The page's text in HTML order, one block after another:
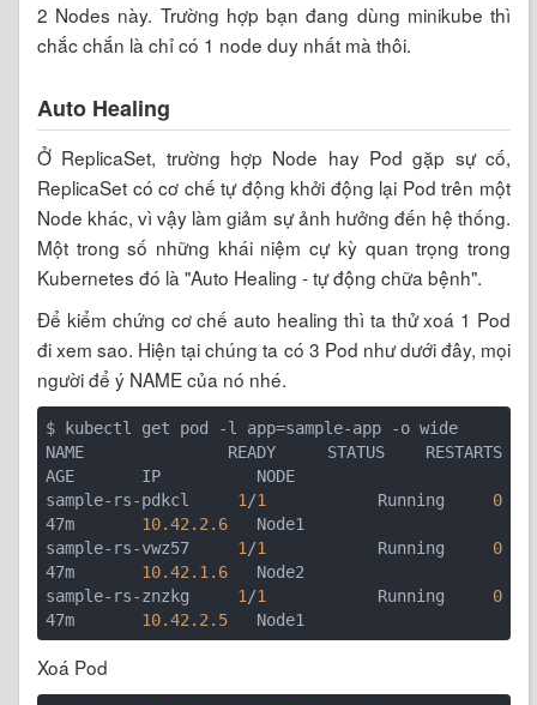
2 Nodes này. Trường hợp bạn đang dùng minikube thì
chắc chắn là chỉ có 1 node duy nhất mà thôi.
Auto Healing
Ở ReplicaSet, trường hợp Node hay Pod gặp sự cố,
ReplicaSet có cơ chế tự động khởi động lại Pod trên một
Node khác, vì vậy làm giảm sự ảnh hưởng đến hệ thống.
Một trong số những khái niệm cự kỳ quan trọng trong
Kubernetes đó là "Auto Healing - tự động chữa bệnh".
Để kiểm chứng cơ chế auto healing thì ta thử xoá 1 Pod
đi xem sao. Hiện tại chúng ta có 3 Pod như dưới đây, mọi
người để ý NAME của nó nhé.
$ kubectl get pod -l app=sample-app -o wide
NAME              READY     STATUS    RESTARTS
AGE       IP          NODE
sample-rs-pdkcl 1 /1
       Running
0
47m 10.42.2.6
   Node1
sample-rs-vwz57 1 /1
       Running
0
47m 10.42.1.6
   Node2
sample-rs-znzkg 1 /1
       Running
0
47m 10.42.2.5
Xoá Pod